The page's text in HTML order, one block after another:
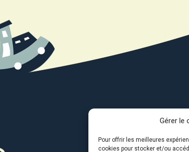
Gérer le
Pour offrir les meilleures
cookies pour stocker et/ou
Avec le soutien de :